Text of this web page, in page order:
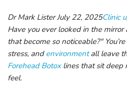
Dr Mark ListerJuly 22, 2025Clinic
Have you ever looked in the
that become so noticeable?"
stress, and environmentall leave
Forehead Botoxlines that sit deep
feel.